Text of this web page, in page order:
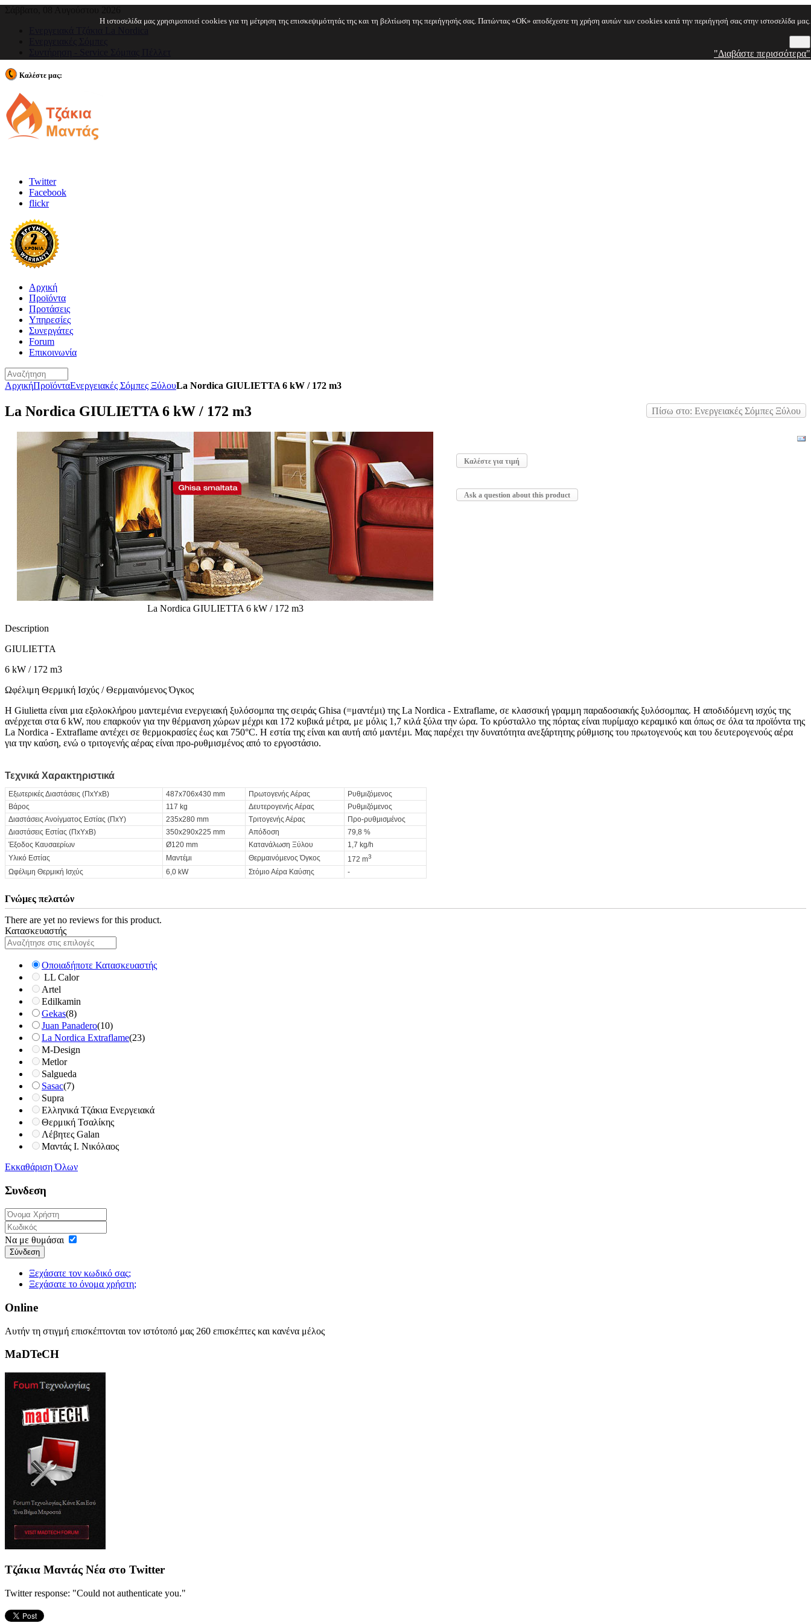
Η ιστοσελίδα μας χρησιμοποιεί cookies για τη μέτρηση της επισκεψιμότητάς της και τη βελτίωση της περιήγησής σας. Πατώντας «OK» αποδέχεστε τη χρήση αυτών των cookies κατά την περιήγησή σας στην ιστοσελίδα μας.
"Διαβάστε περισσότερα"
Καλέστε μας:
Twitter
Facebook
flickr
Αρχική
Προϊόντα
Προτάσεις
Υπηρεσίες
Συνεργάτες
Forum
Επικοινωνία
ΑρχικήΠροϊόνταΕνεργειακές Σόμπες ΞύλουLa Nordica GIULIETTA 6 kW / 172 m3
Πίσω στο: Ενεργειακές Σόμπες Ξύλου
La Nordica GIULIETTA 6 kW / 172 m3
La Nordica GIULIETTA 6 kW / 172 m3
Καλέστε για τιμή
Ask a question about this product
Description
GIULIETTA
6 kW / 172 m3
Ωφέλιμη Θερμική Ισχύς / Θερμαινόμενος Όγκος
Η Giulietta είναι μια εξολοκλήρου μαντεμένια ενεργειακή ξυλόσομπα της σειράς Ghisa (=μαντέμι) της La Nordica - Extraflame, σε κλασσική γραμμη παραδοσιακής ξυλόσομπας. Η αποδιδόμενη ισχύς της
ανέρχεται στα 6 kW, που επαρκούν για την θέρμανση χώρων μέχρι και 172 κυβικά μέτρα, με μόλις 1,7 κιλά ξύλα την ώρα. Το κρύσταλλο της πόρτας είναι πυρίμαχο κεραμικό και όπως σε όλα τα προϊόντα της
La Nordica - Extraflame αντέχει σε θερμοκρασίες έως και 750°C. Η εστία της είναι και αυτή από μαντέμι. Μας παρέχει την δυνατότητα ανεξάρτητης ρύθμισης του πρωτογενούς και του δευτερογενούς αέρα
για την καύση, ενώ ο τριτογενής αέρας είναι προ-ρυθμισμένος από το εργοστάσιο.
Τεχνικά Χαρακτηριστικά
Εξωτερικές Διαστάσεις (ΠxΥxΒ) 487x706x430 mm Πρωτογενής Αέρας
Ρυθμιζόμενος
Βάρος
117 kg Δευτερογενής Αέρας
Ρυθμιζόμενος
Διαστάσεις Ανοίγματος Εστίας (ΠxΥ)
235x280 mm Τριτογενής Αέρας
Προ-ρυθμισμένος
Διαστάσεις Εστίας (ΠxΥxΒ)
350x290x225 mm Απόδοση
79,8 %
Έξοδος Καυσαερίων
Ø120 mm Κατανάλωση Ξύλου
1,7 kg/h
Υλικό Εστίας
Μαντέμι Θερμαινόμενος Όγκος 172 m3
Ωφέλιμη Θερμική Ισχύς 6,0 kW Στόμιο Αέρα Καύσης -
Γνώμες πελατών
There are yet no reviews for this product.
Κατασκευαστής
Οποιαδήποτε Κατασκευαστής
LL Calor
Artel
Edilkamin
Gekas(8)
Juan Panadero(10)
La Nordica Extraflame(23)
M-Design
Metlor
Salgueda
Sasac(7)
Supra
Ελληνικά Τζάκια Ενεργειακά
Θερμική Τσαλίκης
Λέβητες Galan
Μαντάς Ι. Νικόλαος
Εκκαθάριση Όλων
Συνδεση
Να με θυμάσαι
Σύνδεση
Ξεχάσατε τον κωδικό σας;
Ξεχάσατε το όνομα χρήστη;
Online
Αυτήν τη στιγμή επισκέπτονται τον ιστότοπό μας 260 επισκέπτες και κανένα μέλος
MaDTeCH
Τζάκια Μαντάς Νέα στο Twitter
Twitter response: "Could not authenticate you."